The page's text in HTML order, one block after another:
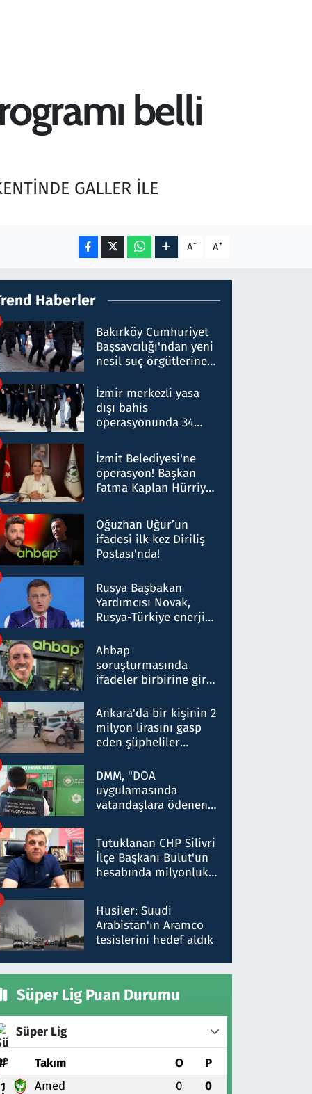
belli
GALLER İLE
A- A+
Haberler
Bakırköy Cumhuriyet
Başsavcılığı'ndan yeni
nesil suç örgütlerine
hakkında gözaltı kararı
İzmir merkezli yasa
dışı bahis
operasyonunda 34
Milyar liralık para
trafiği tespit edildi
İzmit Belediyesi'ne
operasyon! Başkan
Fatma Kaplan Hürriyet
Oğuzhan Uğur’un
ifadesi ilk kez Diriliş
Postası'nda!
Rusya Başbakan
Yardımcısı Novak,
Rusya-Türkiye enerji
nitelikte olduğunu
belirtti
Ahbap
soruşturmasında
ifadeler birbirine girdi:
ifadelerinden ortaya
çıkan tablo şok etti
Ankara'da bir kişinin 2
milyon lirasını gasp
eden şüpheliler
DMM, "DOA
uygulamasında
vatandaşlara ödenen
düşürüldüğü" iddiasını
yalanladı
Tutuklanan CHP Silivri
İlçe Başkanı Bulut'un
hesabında milyonluk
talimat verdi, ben
gönderdim
Husiler: Suudi
Arabistan'ın Aramco
tesislerini hedef aldık
Süper Lig Puan Durumu
Süper Lig
# Takım O P
1 Amed 0 0